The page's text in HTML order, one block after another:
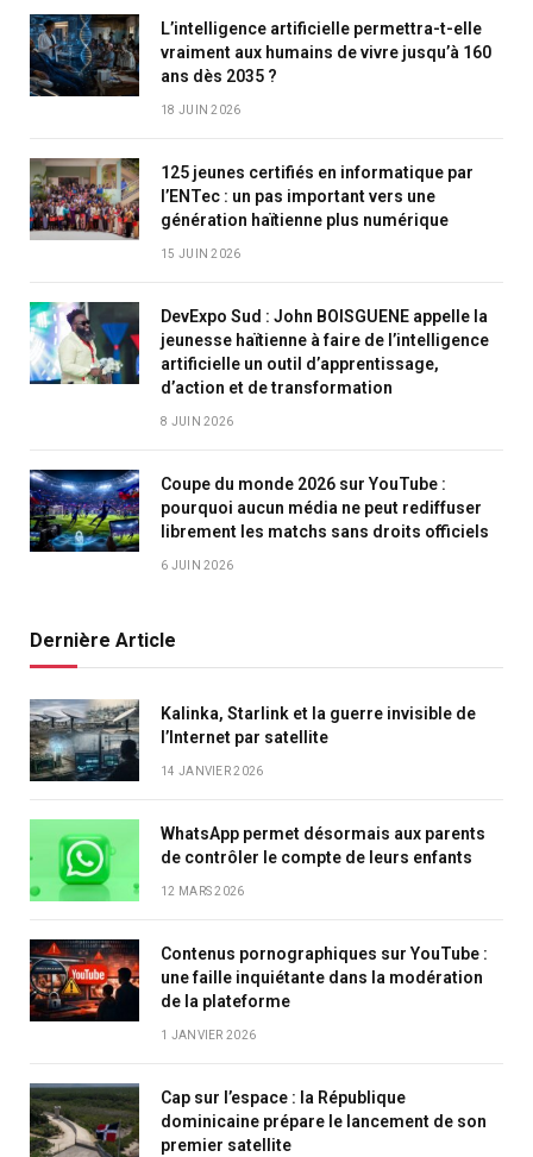
L’intelligence artificielle permettra-t-elle
vraiment aux humains de vivre jusqu’à 160
ans dès 2035 ?
18 JUIN 2026
125 jeunes certifiés en informatique par
l’ENTec : un pas important vers une
génération haïtienne plus numérique
15 JUIN 2026
DevExpo Sud : John BOISGUENE appelle la
jeunesse haïtienne à faire de l’intelligence
artificielle un outil d’apprentissage,
d’action et de transformation
8 JUIN 2026
Coupe du monde 2026 sur YouTube :
pourquoi aucun média ne peut rediffuser
librement les matchs sans droits officiels
6 JUIN 2026
Dernière Article
Kalinka, Starlink et la guerre invisible de
l’Internet par satellite
14 JANVIER 2026
WhatsApp permet désormais aux parents
de contrôler le compte de leurs enfants
12 MARS 2026
Contenus pornographiques sur YouTube :
une faille inquiétante dans la modération
de la plateforme
1 JANVIER 2026
Cap sur l’espace : la République
dominicaine prépare le lancement de son
premier satellite